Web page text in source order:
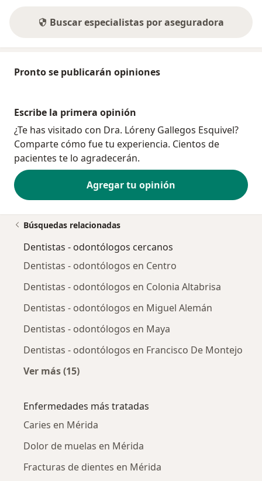
Buscar especialistas por aseguradora
Pronto se publicarán opiniones
Escribe la primera opinión
¿Te has visitado con Dra. Lóreny Gallegos Esquivel?
Comparte cómo fue tu experiencia. Cientos de
pacientes te lo agradecerán.
Agregar tu opinión
Búsquedas relacionadas
Dentistas - odontólogos cercanos
Dentistas - odontólogos en Centro
Dentistas - odontólogos en Colonia Altabrisa
Dentistas - odontólogos en Miguel Alemán
Dentistas - odontólogos en Maya
Dentistas - odontólogos en Francisco De Montejo
Ver más (15)
Enfermedades más tratadas
Caries en Mérida
Dolor de muelas en Mérida
Fracturas de dientes en Mérida